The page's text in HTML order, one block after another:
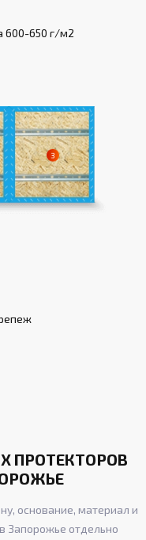
600-650 г/м2
ПРОТЕКТОРОВ
основание, материал и
Запорожье отдельно